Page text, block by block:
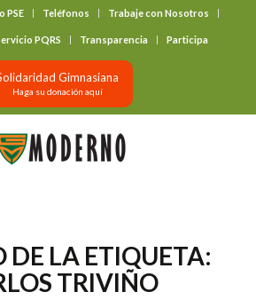
PSE Teléfonos Trabaje con Nosotros
PQRS Transparencia Participa
Gimnasiana
Haga su donación aquí
DE LA ETIQUETA:
TRIVIÑO